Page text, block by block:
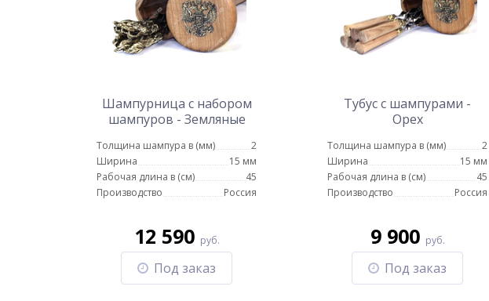
Шампурница с набором
шампуров - Земляные
Толщина шампура в (мм)
2
Ширина
15 мм
Рабочая длина в (см)
45
Производство
Россия
12 590 руб.
Под заказ
Тубус с шампурами -
Орех
Толщина шампура в (мм)
2
Ширина
15 мм
Рабочая длина в (см)
45
Производство
Россия
9 900 руб.
Под заказ